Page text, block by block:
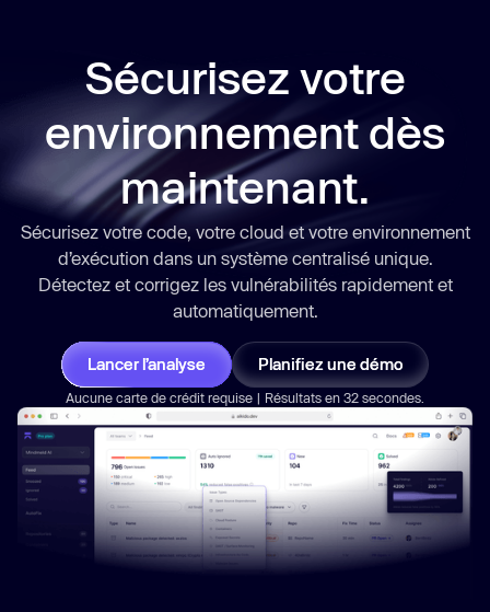
Sécurisez votre
environnement dès
maintenant.
Sécurisez votre code, votre cloud et votre environnement
d’exécution dans un système centralisé unique.
Détectez et corrigez les vulnérabilités rapidementet
automatiquement.
Lancer l’analyse Planifiez une démo
Aucune carte de crédit requise | Résultats en 32 secondes.